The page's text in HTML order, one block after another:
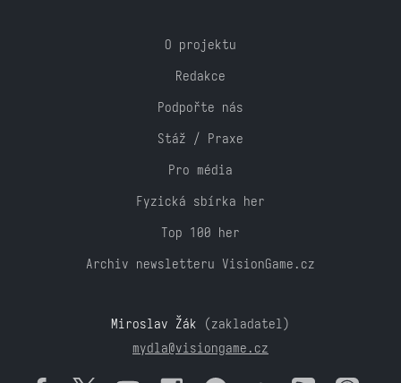
O projektu
Redakce
Podpořte nás
Stáž / Praxe
Pro média
Fyzická sbírka her
Top 100 her
Archiv newsletteru VisionGame.cz
Miroslav Žák (zakladatel)
mydla@visiongame.cz